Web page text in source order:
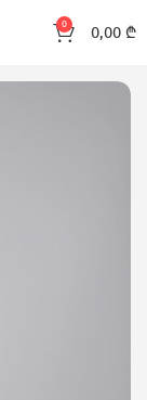
0 0,00 ₾